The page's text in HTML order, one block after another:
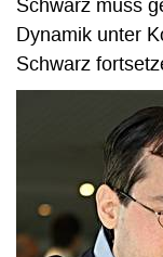
Schwarz muss
Dynamik unter
Schwarz